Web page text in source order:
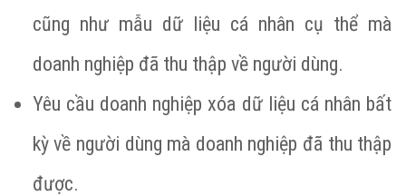
cũng như mẫu dữ liệu cá nhân cụ thể mà
doanh nghiệp đã thu thập về người dùng.
Yêu cầu doanh nghiệp xóa dữ liệu cá nhân bất
kỳ về người dùng mà doanh nghiệp đã thu thập
được.